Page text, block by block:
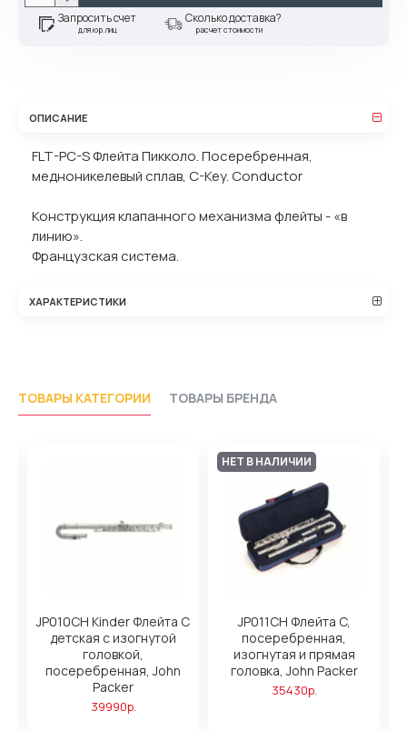
Запросить счет
для юр.лиц
Сколько доставка?
расчет стоимости
ОПИСАНИЕ
FLT-PC-S Флейта Пикколо. Посеребренная,
медноникелевый сплав, C-Key. Conductor
Конструкция клапанного механизма флейты - «в
линию».
Французская система.
ХАРАКТЕРИСТИКИ
ТОВАРЫ КАТЕГОРИИ ТОВАРЫ БРЕНДА
JP010CH Kinder Флейта С
детская с изогнутой
головкой,
посеребренная, John
Packer
39990р.
НЕТ В НАЛИЧИИ
JP011CH Флейта C,
посеребренная,
изогнутая и прямая
головка, John Packer
35430р.